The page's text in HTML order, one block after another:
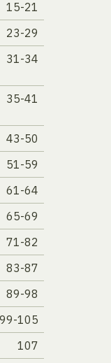
15-21
23-29
31-34
35-41
43-50
51-59
61-64
65-69
71-82
83-87
89-98
99-105
107